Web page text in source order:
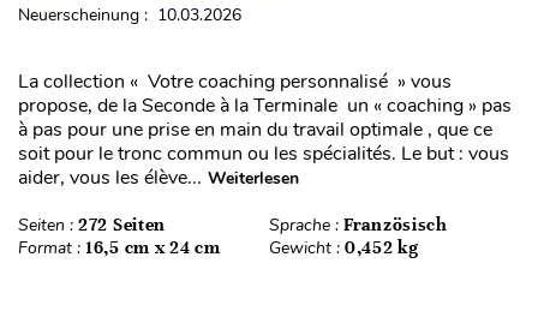
Neuerscheinung : 10.03.2026
La collection « Votre coaching personnalisé » vous
propose, de la Seconde à la Terminale un « coaching » pas
à pas pour une prise en main du travail optimale , que ce
soit pour le tronc commun ou les spécialités. Le but : vous
aider, vous les élève... Weiterlesen
Seiten : 272 Seiten Sprache : Französisch
Format : 16,5 cm x 24 cm Gewicht : 0,452 kg